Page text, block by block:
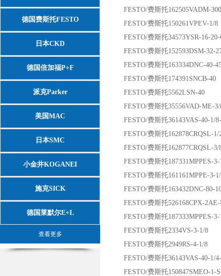
德国费斯托FESTO
日本CKD
德国倍加福P+F
派克Parker
美国MAC
日本SMC
小金井KOGANEI
施克SICK
德国莱默尔E+L
查看更多
FESTO/费斯托162505VADM-300
FESTO/费斯托150261VPEV-1/8
FESTO/费斯托34573YSR-16-20-
FESTO/费斯托152593DSM-32-
FESTO/费斯托163334DNC-40-
FESTO/费斯托174391SNCB-40
FESTO/费斯托5562LSN-40
FESTO/费斯托35556VAD-ME-3/
FESTO/费斯托36143VAS-40-1/
FESTO/费斯托162878CRQSL-1/
FESTO/费斯托162877CRQSL-3/
FESTO/费斯托187331MPPES-3-
FESTO/费斯托161161MPPE-3-1/
FESTO/费斯托163432DNC-80-
FESTO/费斯托526168CPX-
FESTO/费斯托187333MPPES-3-
FESTO/费斯托2334VS-3-1/8
FESTO/费斯托2949RS-4-1/8
FESTO/费斯托36143VAS-40-1/
FESTO/费斯托150847SMEO-1-